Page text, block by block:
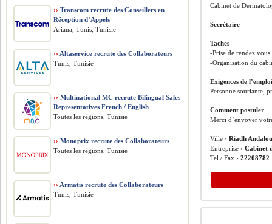
Cabinet de
Secrétaire
Taches
-Prise de rendez
-Organisation du
Exigences de
Personne souriante,
Comment postuler
Merci d’envoyer
Ville ›Riadh
Entreprise ›Cabinet
Tel / Fax ›22208782
›› Transcom recrute des Conseillers en
Réception d’Appels
Ariana, Tunis, Tunisie
›› Altaservice recrute des Collaborateurs
Tunis, Tunisie
›› Multinational MC recrute Bilingual Sales
Representatives French / English
Toutes les régions, Tunisie
›› Monoprix recrute des Collaborateurs
Toutes les régions, Tunisie
›› Armatis recrute des Collaborateurs
Tunis, Tunisie